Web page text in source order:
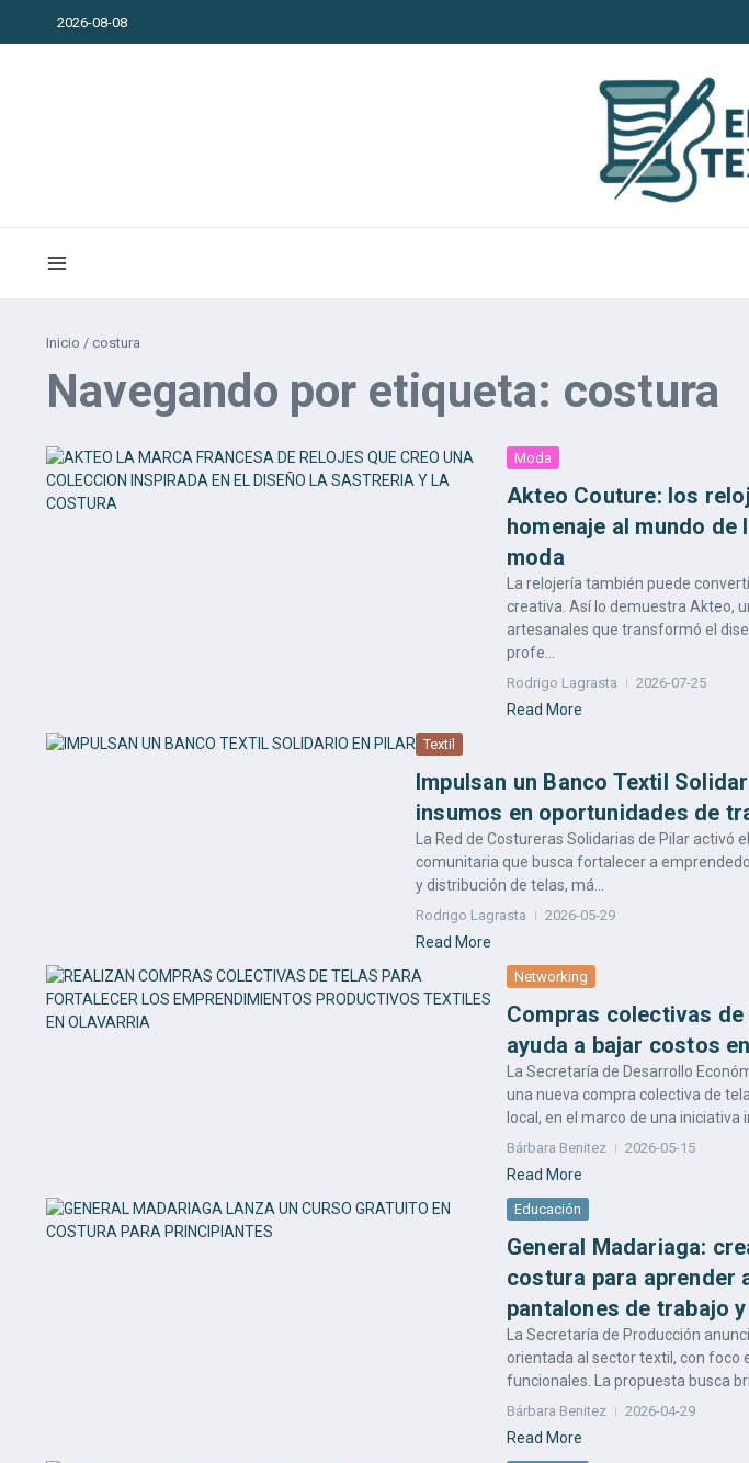
2026-08-08
Inicio / costura
Navegando por etiqueta: costura
Moda
Akteo Couture: los
homenaje al mundo
moda
La relojería también puede
creativa. Así lo demuestra Akteo,
artesanales que transformó el
profe...
Rodrigo Lagrasta 2026-07-25
Read More
Textil
Impulsan un Banco Textil
insumos en oportunidades de
La Red de Costureras Solidarias de Pilar activó
comunitaria que busca fortalecer a
y distribución de telas, má...
Rodrigo Lagrasta 2026-05-29
Read More
Networking
Compras colectivas
ayuda a bajar costos
La Secretaría de Desarrollo
una nueva compra colectiva de
local, en el marco de una iniciativa
Bárbara Benitez 2026-05-15
Read More
Educación
General Madariaga:
costura para aprender
pantalones de trabajo
La Secretaría de Producción
orientada al sector textil, con foco
funcionales. La propuesta busca
Bárbara Benitez 2026-04-29
Read More